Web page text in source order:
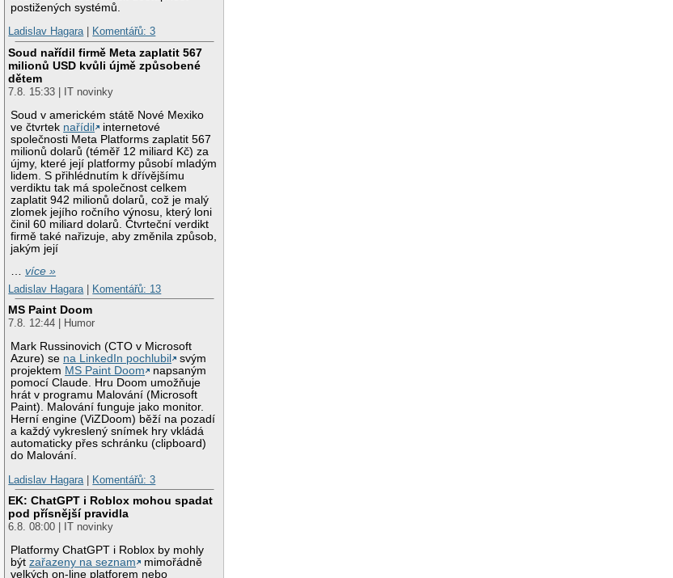
postižených systémů.
Ladislav Hagara| Komentářů: 3
Soud nařídil firmě Meta zaplatit 567
milionů USD kvůli újmě způsobené
dětem
7.8. 15:33 | IT novinky
Soud v americkém státě Nové Mexiko
ve čtvrtek nařídil
internetové
společnosti Meta Platforms zaplatit 567
milionů dolarů (téměř 12 miliard Kč) za
újmy, které její platformy působí mladým
lidem. S přihlédnutím k dřívějšímu
verdiktu tak má společnost celkem
zaplatit 942 milionů dolarů, což je malý
zlomek jejího ročního výnosu, který loni
činil 60 miliard dolarů. Čtvrteční verdikt
firmě také nařizuje, aby změnila způsob,
jakým její
…více »
Ladislav Hagara
Komentářů: 13
MS Paint Doom
7.8. 12:44 | Humor
Mark Russinovich (CTO v Microsoft
Azure) se na LinkedIn pochlubil
svým
projektem MS Paint Doom
napsaným
pomocí Claude. Hru Doom umožňuje
hrát v programu Malování (Microsoft
Paint). Malování funguje jako monitor.
Herní engine (ViZDoom) běží na pozadí
a každý vykreslený snímek hry vkládá
automaticky přes schránku (clipboard)
do Malování.
Ladislav Hagara
Komentářů: 3
EK: ChatGPT i Roblox mohou spadat
pod přísnější pravidla
6.8. 08:00 | IT novinky
Platformy ChatGPT i Roblox by mohly
býtzařazeny na seznam
mimořádně
velkých on-line platforem nebo